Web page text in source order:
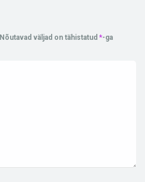
Nõutavad väljad on tähistatud *-ga